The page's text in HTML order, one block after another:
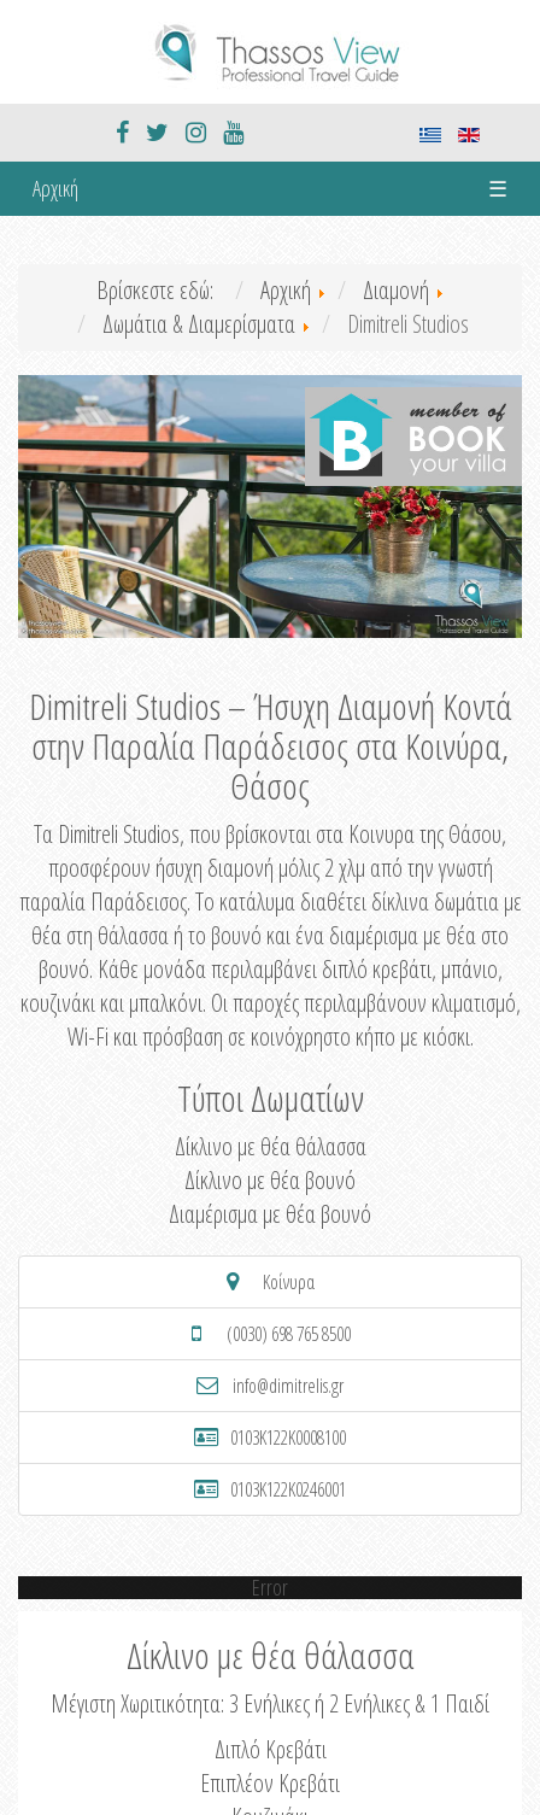
Αρχική ☰
Βρίσκεστε εδώ: Αρχική
Διαμονή
Δωμάτια & Διαμερίσματα
Dimitreli Studios
Dimitreli Studios – Ήσυχη Διαμονή Κοντά
στην Παραλία Παράδεισος στα Κοινύρα,
Θάσος
Τα Dimitreli Studios, που βρίσκονται στα Κοινυρα της Θάσου,
προσφέρουν ήσυχη διαμονή μόλις 2 χλμ από την γνωστή
παραλία Παράδεισος. Το κατάλυμα διαθέτει δίκλινα δωμάτια με
θέα στη θάλασσα ή το βουνό και ένα διαμέρισμα με θέα στο
βουνό. Κάθε μονάδα περιλαμβάνει διπλό κρεβάτι, μπάνιο,
κουζινάκι και μπαλκόνι. Οι παροχές περιλαμβάνουν κλιματισμό,
Wi-Fi και πρόσβαση σε κοινόχρηστο κήπο με κιόσκι.
Τύποι Δωματίων
Δίκλινο με θέα θάλασσα
Δίκλινο με θέα βουνό
Διαμέρισμα με θέα βουνό
Κοίνυρα
(0030) 698 765 8500
info@dimitrelis.gr
0103K122K0008100
0103K122K0246001
Error
Δίκλινο με θέα θάλασσα
Μέγιστη Χωριτικότητα: 3 Ενήλικες ή 2 Ενήλικες & 1 Παιδί
Διπλό Κρεβάτι
Επιπλέον Κρεβάτι